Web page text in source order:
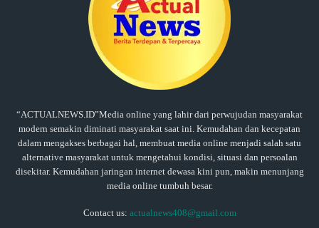
“ACTUALNEWS.ID”Media online yang lahir dari perwujudan masyarakat
modern semakin diminati masyarakat saat ini. Kemudahan dan kecepatan
dalam mengakses berbagai hal, membuat media online menjadi salah satu
alternative masyarakat untuk mengetahui kondisi, situasi dan persoalan
disekitar. Kemudahan jaringan internet dewasa kini pun, makin menunjang
media online tumbuh besar.
Contact us: actualnews408@gmail.com